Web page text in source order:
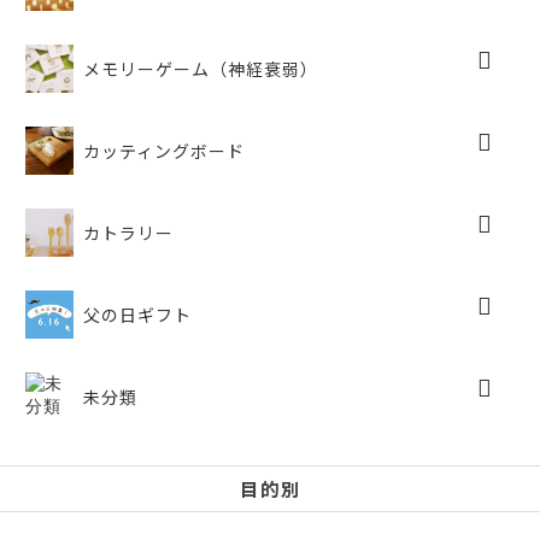
メモリーゲーム（神経衰弱）
カッティングボード
カトラリー
父の日ギフト
未分類
目的別